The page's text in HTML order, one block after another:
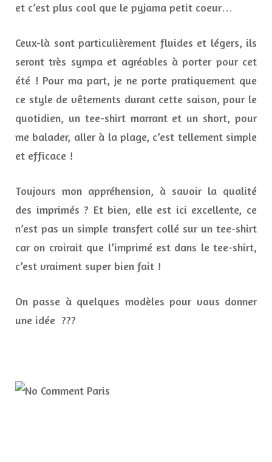
et c’est plus cool que le pyjama petit coeur…
Ceux-là sont particulièrement fluides et légers, ils
seront très sympa et agréables à porter pour cet
été ! Pour ma part, je ne porte pratiquement que
ce style de vêtements durant cette saison, pour le
quotidien, un tee-shirt marrant et un short, pour
me balader, aller à la plage, c’est tellement simple
et efficace !
Toujours mon appréhension, à savoir la qualité
des imprimés ? Et bien, elle est ici excellente, ce
n’est pas un simple transfert collé sur un tee-shirt
car on croirait que l’imprimé est dans le tee-shirt,
c’est vraiment super bien fait !
On passe à quelques modèles pour vous donner
une idée ???